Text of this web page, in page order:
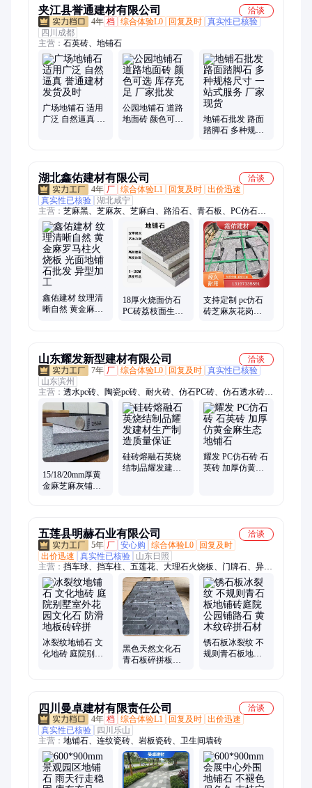
夹江县誉通建材有限公司
洽谈
4年 档 综合体验L0 回复及时 真实性已核验
四川成都
主营： 石英砖、地铺石
广场地铺石 适用
广泛 自然逼真 誉
公园地铺石 道路
地面砖 颜色可选
地铺石批发 路面
踏脚石 多种规格
湖北鑫佑建材有限公司
洽谈
4年 厂 综合体验L1 回复及时 出价迅速
真实性已核验 湖北咸宁
主营： 芝麻黑、芝麻灰、芝麻白、路沿石、青石板、PC仿石
砖、黄金麻、幻彩麻、导水槽
鑫佑建材 纹理清
晰自然 黄金麻罗
18厚火烧面仿石
PC砖荔枝面生态
支持定制 pc仿石
砖芝麻灰花岗岩
山东耀发新型建材有限公司
洽谈
7年 厂 综合体验L0 回复及时 真实性已核验
山东滨州
主营： 透水pc砖、陶瓷pc砖、耐火砖、仿石PC砖、仿石透水砖、
仿石砖、地铺石、PC仿石砖、湿法仿石砖、路沿石、烧结砖、
透水砖、通体pc砖、水泥砖、高铝砖、生态陶瓷透水砖、值草
砖、护坡砖
15/18/20mm厚黄
金麻芝麻灰铺地
硅砖熔融石英烧
结制品耀发建材
耀发 PC仿石砖 石
英砖 加厚仿黄金
五莲县明赫石业有限公司
洽谈
5年 厂 安心购 综合体验L0
回复及时
出价迅速
真实性已核验
山东日照
主营： 挡车球、挡车柱、五莲花、大理石火烧板、门牌石、异型
石材、黄锈石、芝麻黑、芝麻灰
冰裂纹地铺石 文
化地砖 庭院别墅
黑色天然文化石
青石板碎拼板岩
锈石板冰裂纹 不
规则青石板地铺
四川曼卓建材有限责任公司
洽谈
4年 档 综合体验L1 回复及时 出价迅速
真实性已核验
四川乐山
主营： 地铺石、连纹瓷砖、岩板瓷砖、卫生间墙砖